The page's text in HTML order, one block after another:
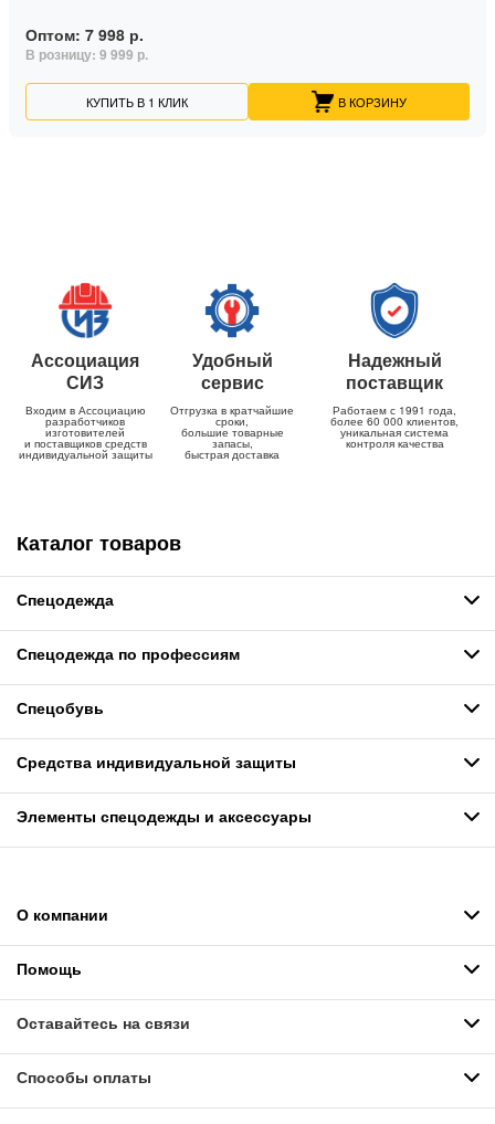
Оптом: 7 998 р.
В розницу: 9 999 р.
КУПИТЬ В 1 КЛИК В КОРЗИНУ
Ассоциация
СИЗ
Входим в Ассоциацию
разработчиков
изготовителей
и поставщиков средств
индивидуальной защиты
Удобный
сервис
Отгрузка в кратчайшие
сроки,
большие товарные
запасы,
быстрая доставка
Надежный
поставщик
Работаем с 1991 года,
более 60 000 клиентов,
уникальная система
контроля качества
Каталог товаров
Спецодежда
Спецодежда по профессиям
Спецобувь
Средства индивидуальной защиты
Элементы спецодежды и аксессуары
О компании
Помощь
Оставайтесь на связи
Способы оплаты